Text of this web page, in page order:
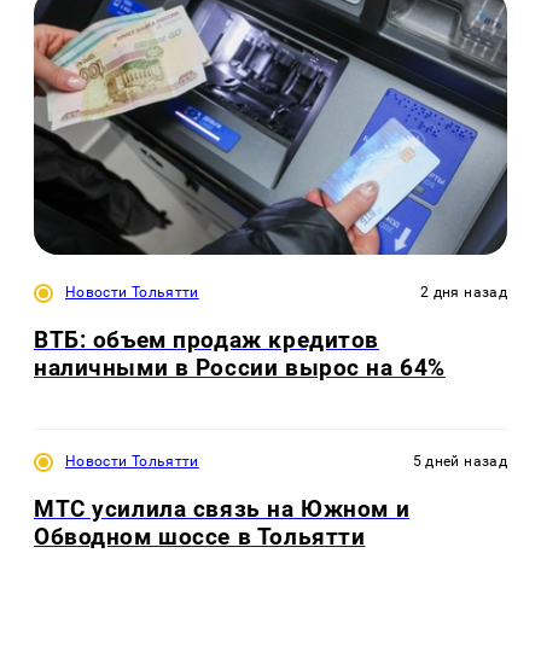
Новости Тольятти 2 дня назад
ВТБ: объем продаж кредитов
наличными в России вырос на 64%
Новости Тольятти 5 дней назад
МТС усилила связь на Южном и
Обводном шоссе в Тольятти